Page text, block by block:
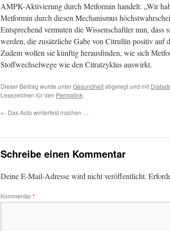
AMPK-Aktivierung durch Metformin handelt. „Wir
Metformin durch diesen Mechanismus
Entsprechend vermuten die Wissenschaftler nun,
werden, die zusätzliche Gabe von Citrullin positiv auf
Zudem wollen sie künftig herausfinden, wie sich
Stoffwechselwege wie den Citratzyklus auswirkt.
Dieser Beitrag wurde unterGesundheitabgelegt und mit
Lesezeichen für den Permalink.
← Das Auto winterfest machen …
Schreibe einen Kommentar
Deine E-Mail-Adresse wird nicht veröffentlicht.
Kommentar*